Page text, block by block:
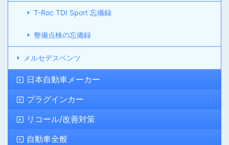
T-Roc TDI Sport 忘備録
整備点検の忘備録
メルセデスベンツ
日本自動車メーカー
プラグインカー
リコール/改善対策
自動車全般